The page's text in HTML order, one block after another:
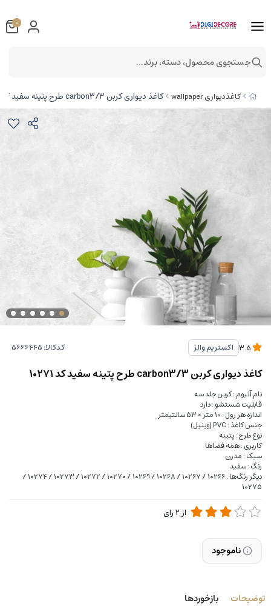
کاغذدیواری wallpaper کاغذ دیواری کربن 3/carbon3 طرح پتینه سفید کد ۱۰۲۷۱
اکستریم والز کدکالا:
کاغذ دیواری کربن 3/carbon3 طرح پتینه سفید کد ۱۰۲۷۱
نام آلبوم : کربن جلد سه
قابلیت شستشو : دارد
اندازه هر رول : ۱۰ متر × ۵۳ سانتیمتر
جنس کاغذ : PVC (وینیل)
نوع طرح : پتینه
کاربری : همه فضاها
سبک : مدرن
رنگ : سفید
دیگر رنگ‌ها : ۱۰۲۶۶ / ۱۰۲۶۷ / ۱۰۲۶۸ / ۱۰۲۶۹ / ۱۰۲۷۰ / ۱۰۲۷۲ / ۱۰۲۷۳ / ۱۰۲۷۴ /
۱۰۲۷۵
از2رای
ناموجود
توضیحات بازخوردها
0
جستجوی محصول، دسته، برند...